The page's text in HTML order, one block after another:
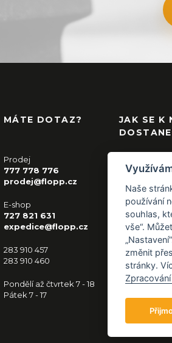
MÁTE DOTAZ?
Prodej
777 778 776
prodej@flopp.cz
E-shop
727 821 631
expedice@flopp.cz
283 910 457
283 910 460
Pondělí až čtvrtek 7 - 18
Pátek 7 - 17
JAK SE K
Naše
používání
souhlas,
vše“.
změnit
stránky.